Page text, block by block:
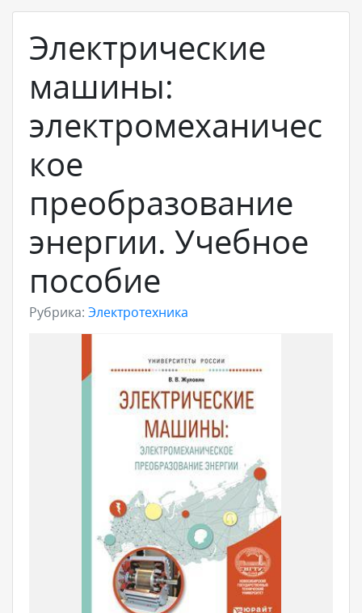
Добавить товар или услугу
Электрические
машины:
электромеханичес
кое
преобразование
энергии. Учебное
пособие
Рубрика: Электротехника